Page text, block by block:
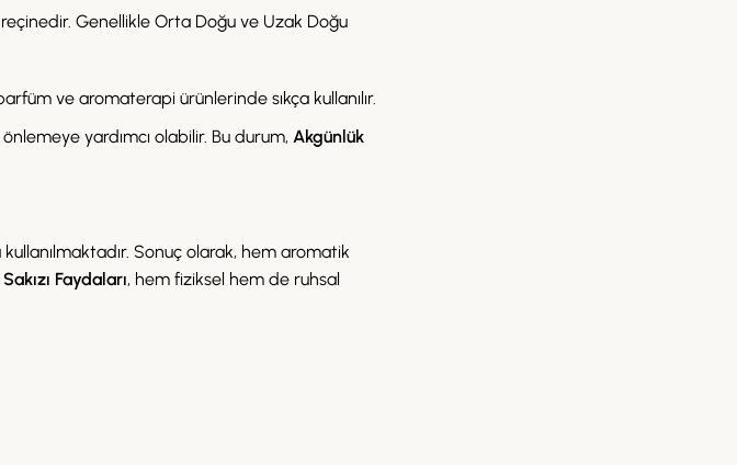
Genellikle Orta Doğu ve Uzak Doğu
ve aromaterapi ürünlerinde sıkça kullanılır.
yardımcı olabilir. Bu durum, Akgünlük
Sonuç olarak, hem aromatik
Faydaları, hem fiziksel hem de ruhsal